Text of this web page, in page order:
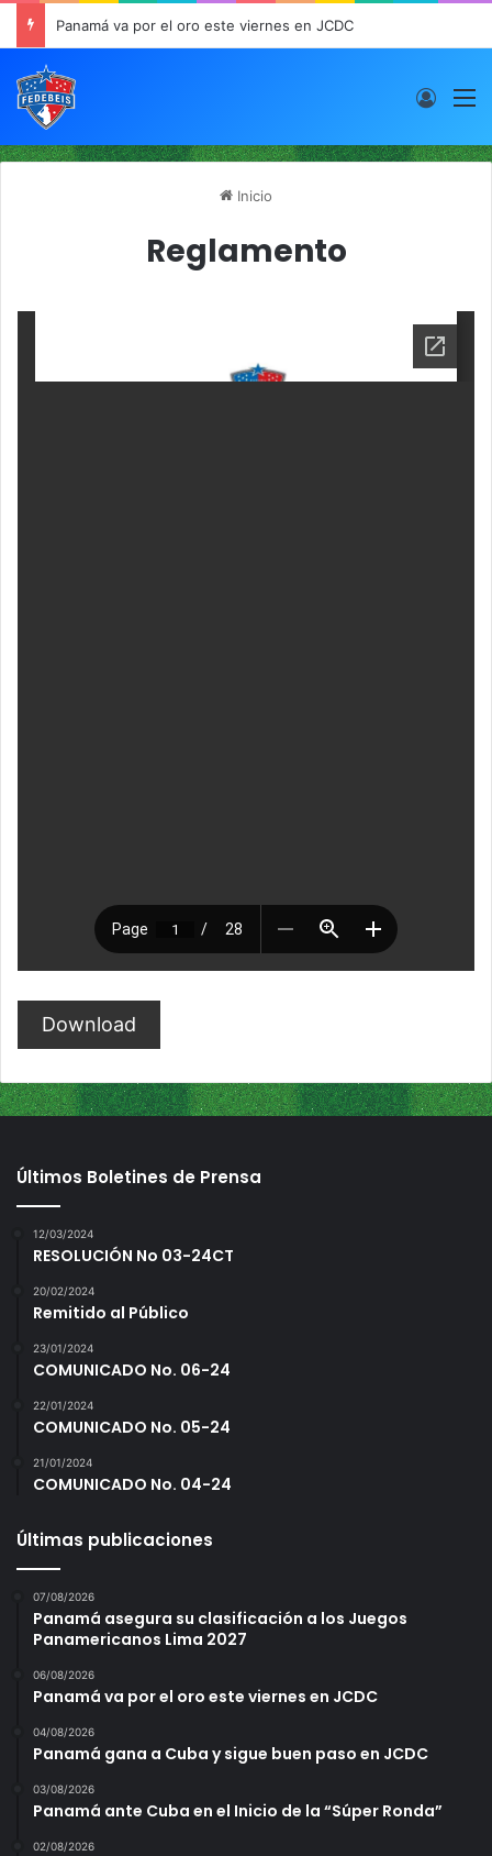
Panamá va por el oro este viernes en JCDC
Inicio
Reglamento
Download
Últimos Boletines de Prensa
12/03/2024
RESOLUCIÓN No 03-24CT
20/02/2024
Remitido al Público
23/01/2024
COMUNICADO No. 06-24
22/01/2024
COMUNICADO No. 05-24
21/01/2024
COMUNICADO No. 04-24
Últimas publicaciones
07/08/2026
Panamá asegura su clasificación a los Juegos
Panamericanos Lima 2027
06/08/2026
Panamá va por el oro este viernes en JCDC
04/08/2026
Panamá gana a Cuba y sigue buen paso en JCDC
03/08/2026
Panamá ante Cuba en el Inicio de la “Súper Ronda”
02/08/2026